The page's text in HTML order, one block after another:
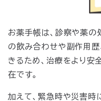
お薬手帳は、診察や薬の
の飲み合わせや副作用歴
きるため、治療をより安
在です。
加えて、緊急時や災害時